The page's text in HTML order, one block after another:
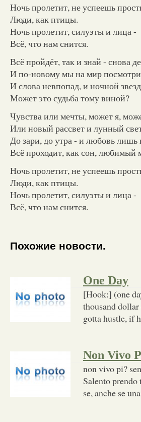
Ночь пролетит, не успеешь
Люди, как птицы.
Ночь пролетит, силуэты и лица -
Всё, что нам снится.
Всё пройдёт, так и знай - снова
И по-новому мы на мир
И слова невпопад, и ночной
Может это судьба тому виной?
Чувства или мечты, может я,
Или новый рассвет и лунный
До зари, до утра - и любовь лишь
Всё проходит, как сон, любимый
Ночь пролетит, не успеешь
Люди, как птицы.
Ночь пролетит, силуэты и лица -
Всё, что нам снится.
Похожие новости.
One Day
[Hook:] (one
thousand
gotta hustle, if
Non Vivo
non vivo pi?
Salento prendo
se, anche se